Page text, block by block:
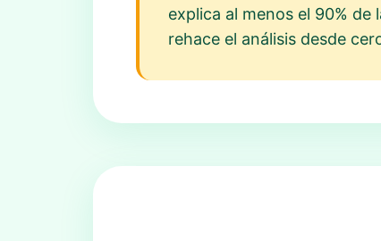
explica al menos el 90%
rehace el análisis desde